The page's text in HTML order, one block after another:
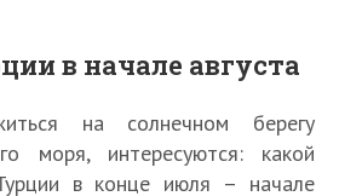
в начале августа
на солнечном берегу
моря, интересуются: какой
в конце июля – начале